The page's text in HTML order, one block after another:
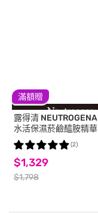
滿額贈
露得清 NEUTROGENA
水活保濕菸鹼醯胺精華
30ml*2【超值二入組】
$1,329
$1,798
(2)